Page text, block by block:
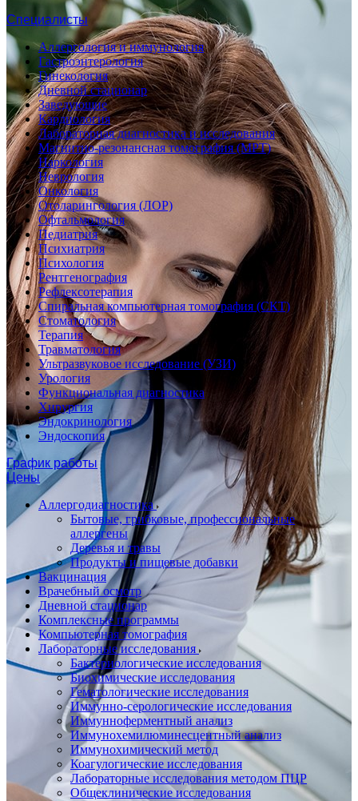
Специалисты
Аллергология и иммунология
Гастроэнтерология
Гинекология
Дневной стационар
Заведующие
Кардиология
Лабораторная диагностика и исследования
Магнитно-резонансная томография (МРТ)
Наркология
Неврология
Онкология
Отоларингология (ЛОР)
Офтальмология
Педиатрия
Психиатрия
Психология
Рентгенография
Рефлексотерапия
Спиральная компьютерная томография (СКТ)
Стоматология
Терапия
Травматология
Ультразвуковое исследование (УЗИ)
Урология
Функциональная диагностика
Хирургия
Эндокринология
Эндоскопия
График работы
Цены
Аллергодиагностика
Бытовые, грибковые, профессиональные
аллергены
Деревья и травы
Продукты и пищевые добавки
Вакцинация
Врачебный осмотр
Дневной стационар
Комплексные программы
Компьютерная томография
Лабораторные исследования
Бактериологические исследования
Биохимические исследования
Гематологические исследования
Иммунно-серологические исследования
Иммунноферментный анализ
Иммунохемилюминесцентный анализ
Иммунохимический метод
Коагулогические исследования
Лабораторные исследования методом ПЦР
Общеклинические исследования